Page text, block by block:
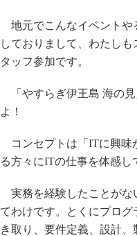
地元でこんなイベントや
しておりまして、わたし
タッフ参加です。
「やすらぎ伊王島 海の見
よ！
コンセプトは「ITに興味
る方々にITの仕事を体感し
実務を経験したことがな
てわけです。とくにプロ
き取り、要件定義、設計、